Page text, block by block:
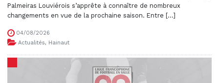
Palmeiras Louviérois s’apprête à connaître de nombreux
changements en vue de la prochaine saison. Entre [...]
04/08/2026
Actualités, Hainaut